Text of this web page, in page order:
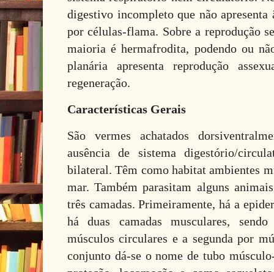
digestivo incompleto que não apresenta
por células-flama. Sobre a reprodução
maioria é hermafrodita, podendo ou
planária apresenta reprodução
regeneração.
Características Gerais
São vermes achatados
ausência de sistema digestório/
bilateral. Têm como habitat ambientes
mar. Também parasitam alguns
três camadas. Primeiramente, há a
há duas camadas musculares,
músculos circulares e a segunda por
conjunto dá-se o nome de tubo